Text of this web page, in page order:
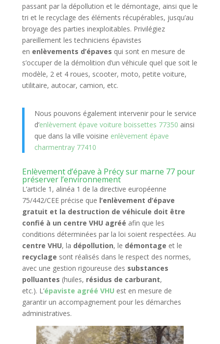
passant par la dépollution et le démontage, ainsi que le
tri et le recyclage des éléments récupérables, jusqu’au
broyage des parties inexploitables. Privilégiez
pareillement les techniciens épavistes
en enlèvements d’épaves qui sont en mesure de
s’occuper de la démolition d’un véhicule quel que soit le
modèle, 2 et 4 roues, scooter, moto, petite voiture,
utilitaire, autocar, camion, etc.
Nous pouvons également intervenir pour le service
d’enlèvement épave voiture boissettes 77350 ainsi
que dans la ville voisine enlèvement épave
charmentray 77410
Enlèvement d’épave à Précy sur marne 77 pour
préserver l’environnement
L’article 1, alinéa 1 de la directive européenne
75/442/CEE précise que l’enlèvement d’épave
gratuit et la destruction de véhicule doit être
confié à un centre VHU agréé afin que les
conditions déterminées par la loi soient respectées. Au
centre VHU, la dépollution, le démontage et le
recyclage sont réalisés dans le respect des normes,
avec une gestion rigoureuse des substances
polluantes (huiles, résidus de carburant,
etc.). L’épaviste agréé VHU est en mesure de
garantir un accompagnement pour les démarches
administratives.